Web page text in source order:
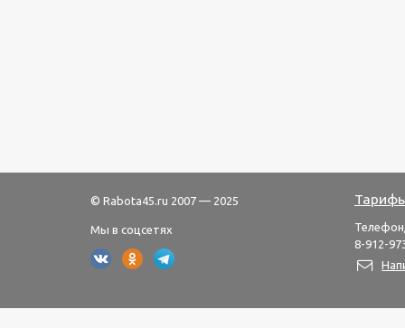
© Rabota45.ru 2007 — 2025
Мы в соцсетях
8-912-